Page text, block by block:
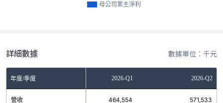
母公司業主淨利
詳細數據 數據單位：千元
年度/季度2025-Q4 2026-Q1 2026-Q2
營收 464,554 571,533